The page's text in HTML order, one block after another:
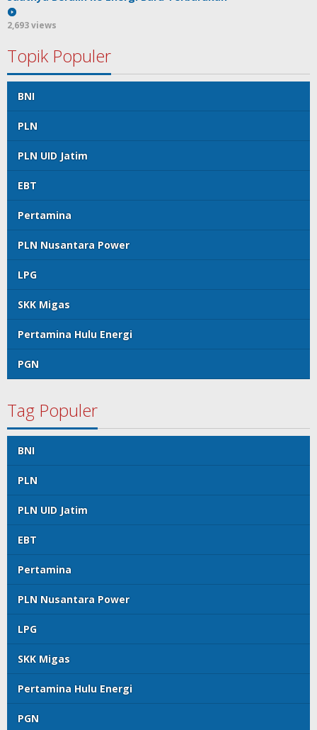
2,693 views
Topik Populer
BNI
PLN
PLN UID Jatim
EBT
Pertamina
PLN Nusantara Power
LPG
SKK Migas
Pertamina Hulu Energi
PGN
Tag Populer
BNI
PLN
PLN UID Jatim
EBT
Pertamina
PLN Nusantara Power
LPG
SKK Migas
Pertamina Hulu Energi
PGN